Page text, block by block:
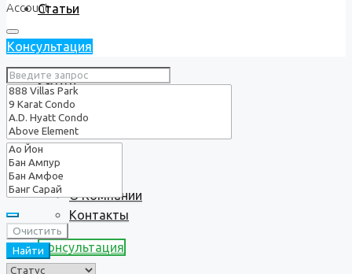
Статьи
Услуги
О нас
О Компании
Контакты
Консультация
Account
Консультация
Очистить
Найти